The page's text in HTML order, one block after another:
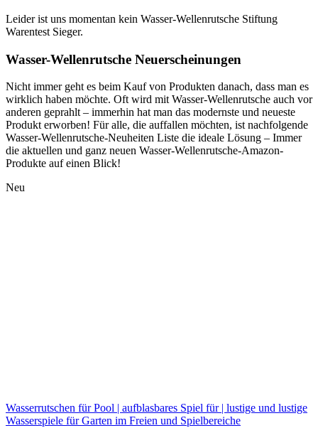
Leider ist uns momentan kein Wasser-Wellenrutsche Stiftung
Warentest Sieger.
Wasser-Wellenrutsche Neuerscheinungen
Nicht immer geht es beim Kauf von Produkten danach, dass man es
wirklich haben möchte. Oft wird mit Wasser-Wellenrutsche auch vor
anderen geprahlt – immerhin hat man das modernste und neueste
Produkt erworben! Für alle, die auffallen möchten, ist nachfolgende
Wasser-Wellenrutsche-Neuheiten Liste die ideale Lösung – Immer
die aktuellen und ganz neuen Wasser-Wellenrutsche-Amazon-
Produkte auf einen Blick!
Neu
Wasserrutschen für Pool | aufblasbares Spiel für | lustige und lustige
Wasserspiele für Garten im Freien und Spielbereiche